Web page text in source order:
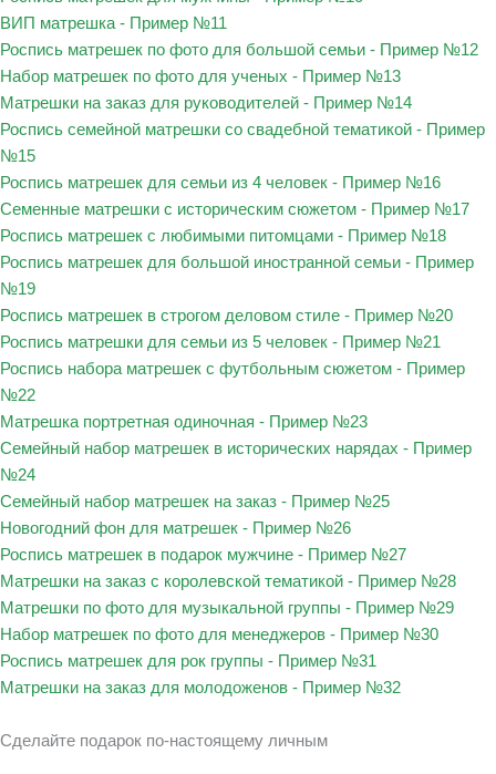
ВИП матрешка - Пример №11
Роспись матрешек по фото для большой семьи - Пример №12
Набор матрешек по фото для ученых - Пример №13
Матрешки на заказ для руководителей - Пример №14
Роспись семейной матрешки со свадебной тематикой - Пример
№15
Роспись матрешек для семьи из 4 человек - Пример №16
Семенные матрешки с историческим сюжетом - Пример №17
Роспись матрешек с любимыми питомцами - Пример №18
Роспись матрешек для большой иностранной семьи - Пример
№19
Роспись матрешек в строгом деловом стиле - Пример №20
Роспись матрешки для семьи из 5 человек - Пример №21
Роспись набора матрешек с футбольным сюжетом - Пример
№22
Матрешка портретная одиночная - Пример №23
Семейный набор матрешек в исторических нарядах - Пример
№24
Семейный набор матрешек на заказ - Пример №25
Новогодний фон для матрешек - Пример №26
Роспись матрешек в подарок мужчине - Пример №27
Матрешки на заказ с королевской тематикой - Пример №28
Матрешки по фото для музыкальной группы - Пример №29
Набор матрешек по фото для менеджеров - Пример №30
Роспись матрешек для рок группы - Пример №31
Матрешки на заказ для молодоженов - Пример №32
Сделайте подарок по-настоящему личным